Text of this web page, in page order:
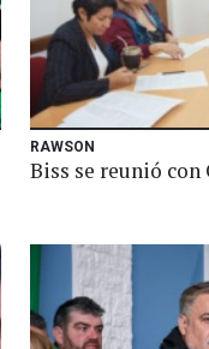
RAWSON
Biss se reunió con